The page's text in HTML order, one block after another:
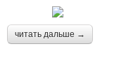
читать дальше →